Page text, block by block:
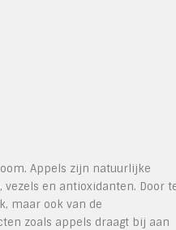
Appels zijn natuurlijke
en antioxidanten. Door
maar ook van de
zoals appels draagt bij aan